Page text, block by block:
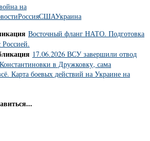
на
РоссияСШАУкраина
Восточный фланг НАТО. Подготовка
17.06.2026 ВСУ завершили отвод
в Дружковку, сама
Карта боевых действий на Украине на